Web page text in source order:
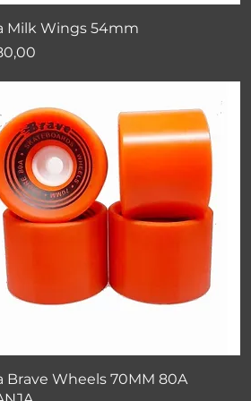
Visualização rápida
Milk Wings 54mm
Visualização rápida
Brave Wheels 70MM 80A